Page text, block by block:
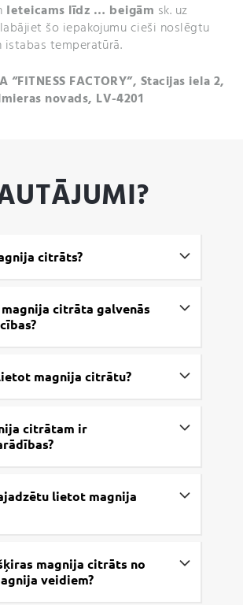
Ieteicams līdz … beigām sk. uz
šo iepakojumu cieši noslēgtu
istabas temperatūrā.
FACTORY”, Stacijas iela 2,
novads, LV-4201
citrāts?
citrāta galvenās
magnija citrātu?
citrātam ir
lietot magnija
magnija citrāts no
veidiem?